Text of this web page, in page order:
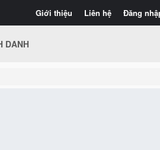
Giới thiệu Liên hệ Đăng
DANH